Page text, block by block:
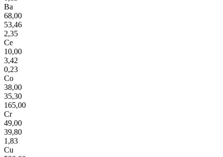
Ba
68,00
53,46
2,35
Ce
10,00
3,42
0,23
Co
38,00
35,30
165,00
Cr
49,00
39,80
1,83
Cu